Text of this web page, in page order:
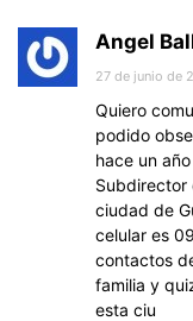
Angel
27 de junio de
Quiero
podido
hace un
Subdirector
ciudad de
celular es
contactos
familia y
esta ciu